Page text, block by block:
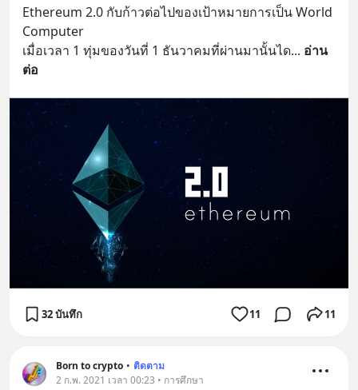
Ethereum 2.0 กับก้าวต่อไปของเป้าหมายการเป็น World
Computer
เมื่อเวลา 1 ทุ่มของวันที่ 1 ธันวาคมที่ผ่านมานั้นได... อ่าน
ต่อ
32 บันทึก 11 11
Born to crypto • ติดตาม
2 ก.พ. 2021 เวลา 00:23 • การศึกษา